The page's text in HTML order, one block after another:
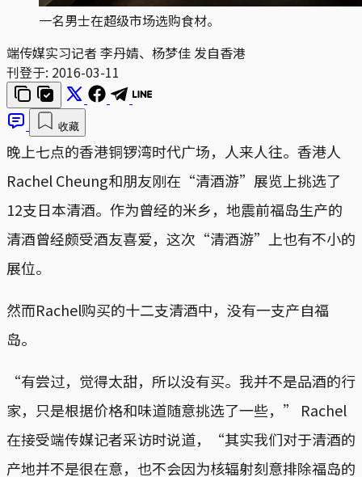
一名男士在超级市场选购食材。
端传媒实习记者 李丹婧、杨梦佳 发自香港
刊登于: 2016-03-11
收藏
晚上七点的香港铜锣湾时代广场，人来人往。香港人
Rachel Cheung和朋友刚在“清酒游”展览上挑选了
12支日本清酒。作为曾经的米乡，地震前福岛生产的
清酒曾经颇受酒友喜爱，这次“清酒游”上也有不小的
展位。
然而Rachel购买的十二支清酒中，没有一支产自福
岛。
“有尝过，觉得太甜，所以没有买。我并不是品酒的行
家，只是根据价格和味道随意挑选了一些，” Rachel
在接受端传媒记者采访时说道，“其实我们对于清酒的
产地并不是很在意，也不会因为核辐射刻意排除福岛的